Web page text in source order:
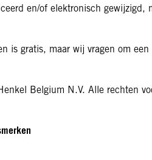
en/of elektronisch
is gratis, maar wij vragen om
Belgium N.V. Alle rechten